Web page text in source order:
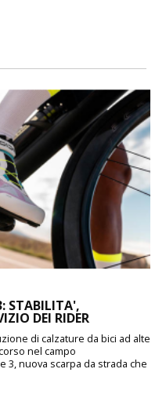
STABILITA',
DEI RIDER
di calzature da bici ad alte
nel campo
3, nuova scarpa da strada che